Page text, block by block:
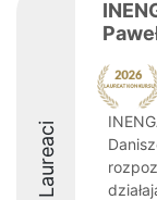
Laureaci